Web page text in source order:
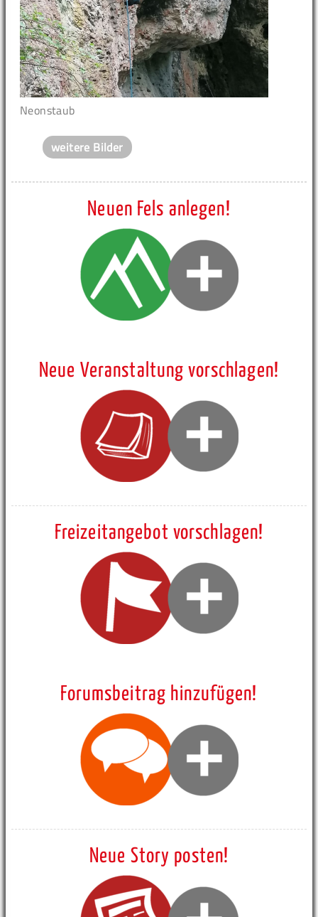
Neonstaub
weitere Bilder
Neuen Fels anlegen!
Neue Veranstaltung vorschlagen!
Freizeitangebot vorschlagen!
Forumsbeitrag hinzufügen!
Neue Story posten!